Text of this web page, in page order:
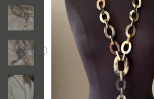
Previous